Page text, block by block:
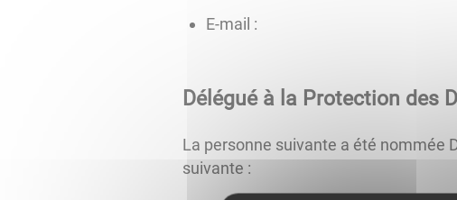
E-mail :
Délégué à la Protection des
La personne suivante a été nommée
suivante :